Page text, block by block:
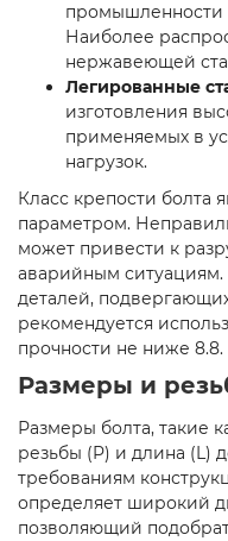
промышленности
Наиболее
нержавеющей
Легированные
изготовления
применяемых в
нагрузок.
Класс крепости болта
параметром.
может привести к
аварийным
деталей,
рекомендуется
прочности не ниже 8.8.
Размеры и
Размеры болта, такие
резьбы (P) и длина (L)
требованиям
определяет широкий
позволяющий